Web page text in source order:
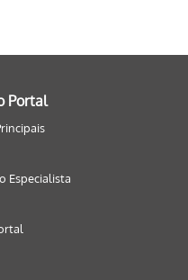
Portal
Especialista